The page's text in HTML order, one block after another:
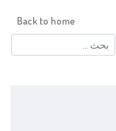
البحث
عن:
Back to home